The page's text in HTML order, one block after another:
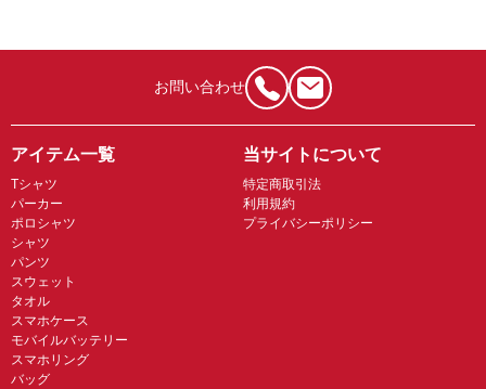
お問い合わせ
アイテム一覧
Tシャツ
パーカー
ポロシャツ
シャツ
パンツ
スウェット
タオル
スマホケース
モバイルバッテリー
スマホリング
バッグ
当サイトについて
特定商取引法
利用規約
プライバシーポリシー